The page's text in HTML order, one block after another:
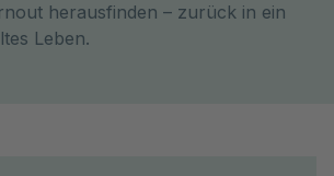
herausfinden – zurück in ein
Leben.